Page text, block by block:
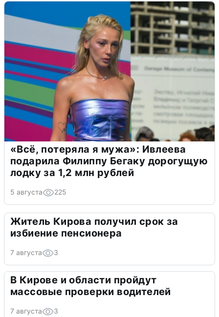
«Всё, потеряла я мужа»: Ивлеева
подарила Филиппу Бегаку дорогущую
лодку за 1,2 млн рублей
5 августа 225
Житель Кирова получил срок за
избиение пенсионера
7 августа 3
В Кирове и области пройдут
массовые проверки водителей
7 августа 3